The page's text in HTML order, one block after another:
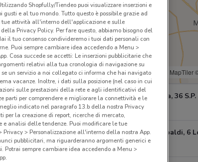
© MapTiler
Via Mantova, 36
5.1 km
Corso Garibaldi, 6
7.8 km
Shopfully/Tiendeo puoi visualizzare inserzioni e
e al tuo mondo. Tutto questo è possibile grazie ad
attività all'interno dell'applicazione e sulle
Privacy Policy. Per fare questo, abbiamo bisogno del
il tuo consenso condivideremo i tuoi dati personali con
Puoi sempre cambiare idea accedendo a Menu >
Cosa succede se accetti: Le inserzioni pubblicitarie che
relativi alla tua cronologia di navigazione su
un servizio a noi collegato ci informa che hai navigato
vacanze. Inoltre, i dati sulla posizione (nel caso in cui
sulle prestazioni della rete e agli identificativi del
parti per comprendere e migliorare la connettività e le
indicato nel paragrafo 13.b della nostra Privacy
per la creazione di report, ricerche di mercato,
e analisi delle tendenze. Puoi modificare le tue
> Personalizzazione all'interno della nostra App.
pubblicitari, ma riguarderanno argomenti generici e
sempre cambiare idea accedendo a Menu >